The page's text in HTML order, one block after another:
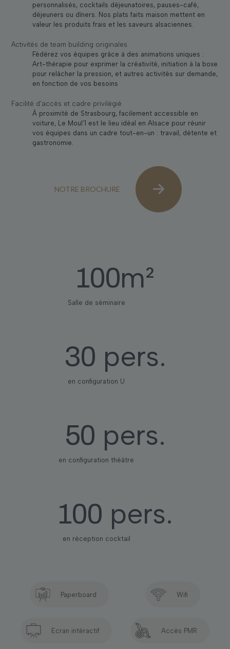
personnalisés, cocktails déjeunatoires, pauses-café,
déjeuners ou dîners. Nos plats faits maison mettent en
valeur les produits frais et les saveurs alsaciennes.
Activités de team building originales
Fédérez vos équipes grâce à des animations uniques :
Art-thérapie pour exprimer la créativité, initiation à la boxe
pour relâcher la pression, et autres activités sur demande,
en fonction de vos besoins
Facilité d’accès et cadre privilégié
À proximité de Strasbourg, facilement accessible en
voiture, Le Moul’1 est le lieu idéal en Alsace pour réunir
vos équipes dans un cadre tout-en-un : travail, détente et
gastronomie.
NOTRE BROCHURE
100m²
Salle de séminaire
30 pers.
en configuration U
50 pers.
en configuration théâtre
100 pers.
en réception cocktail
Paperboard Wifi
Ecran intéractif Accès PMR